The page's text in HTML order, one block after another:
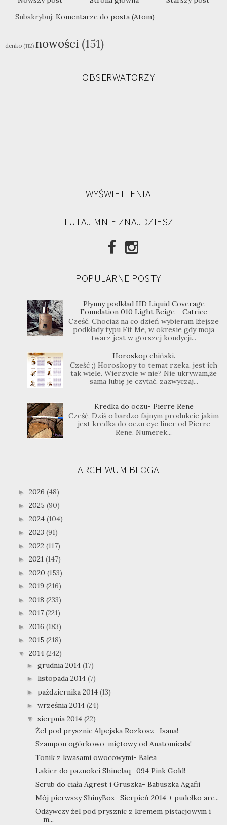
Subskrybuj: Komentarze do posta (Atom)
denko (112) nowości (151)
OBSERWATORZY
WYŚWIETLENIA
TUTAJ MNIE ZNAJDZIESZ
POPULARNE POSTY
Płynny podkład HD Liquid Coverage
Foundation 010 Light Beige - Catrice
Cześć, Chociaż na co dzień wybieram lżejsze
podkłady typu Fit Me, w okresie gdy moja
twarz jest w gorszej kondycji...
Horoskop chiński.
Cześć ;) Horoskopy to temat rzeka, jest ich
tak wiele. Wierzycie w nie? Nie ukrywam,że
sama lubię je czytać, zazwyczaj...
Kredka do oczu- Pierre Rene
Cześć, Dziś o bardzo fajnym produkcie jakim
jest kredka do oczu eye liner od Pierre
Rene. Numerek...
ARCHIWUM BLOGA
► 2026 (48)
► 2025 (90)
► 2024 (104)
► 2023 (91)
► 2022 (117)
► 2021 (147)
► 2020 (153)
► 2019 (216)
► 2018 (233)
► 2017 (221)
► 2016 (183)
► 2015 (218)
▼ 2014 (242)
► grudnia 2014 (17)
► listopada 2014 (7)
► października 2014 (13)
► września 2014 (24)
▼ sierpnia 2014 (22)
Żel pod prysznic Alpejska Rozkosz- Isana!
Szampon ogórkowo-miętowy od Anatomicals!
Tonik z kwasami owocowymi- Balea
Lakier do paznokci Shinelaq- 094 Pink Gold!
Scrub do ciała Agrest i Gruszka- Babuszka Agafii
Mój pierwszy ShinyBox- Sierpień 2014 + pudełko arc...
Odżywczy żel pod prysznic z kremem pistacjowym i
m...